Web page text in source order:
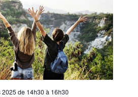
g
a
t
i
o
n
a
t
i
o
n
d
de 14h30 à 16h30